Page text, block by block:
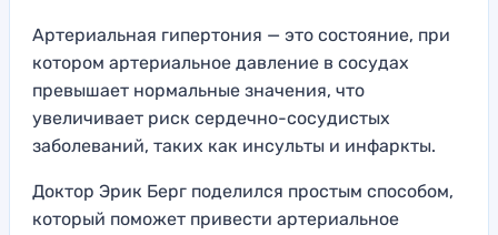
Артериальная гипертония — это состояние, при
котором артериальное давление в сосудах
превышает нормальные значения, что
увеличивает риск сердечно-сосудистых
заболеваний, таких как инсульты и инфаркты.
Доктор Эрик Берг поделился простым способом,
который поможет привести артериальное